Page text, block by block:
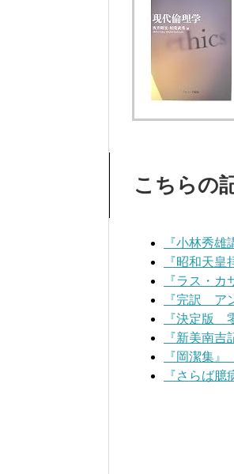
こちらの
『小林秀雄
『昭和天皇
『ラス・カ
『完訳 ア
『決定版
『新美南吉
『岡潔集』
『さらば